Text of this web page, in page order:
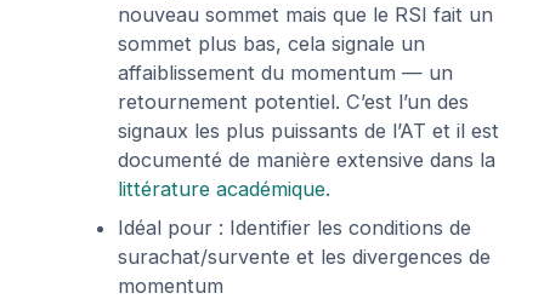
nouveau sommet mais que le RSI fait un
sommet plus bas, cela signale un
affaiblissement du momentum — un
retournement potentiel. C’est l’un des
signaux les plus puissants de l’AT et il est
documenté de manière extensive dans la
littérature académique.
Idéal pour : Identifier les conditions de
surachat/survente et les divergences de
momentum